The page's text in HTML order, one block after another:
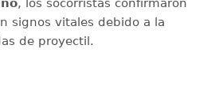
, los socorristas confirmaron
signos vitales debido a la
de proyectil.